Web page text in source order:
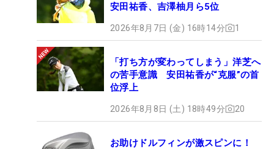
安田祐香、吉澤柚月ら5位
2026年8月7日 (金) 16時14分 1
「打ち方が変わってしまう」洋芝へ
の苦手意識 安田祐香が“克服”の首
位浮上
2026年8月8日 (土) 18時49分 20
お助けドルフィンが激スピンに！